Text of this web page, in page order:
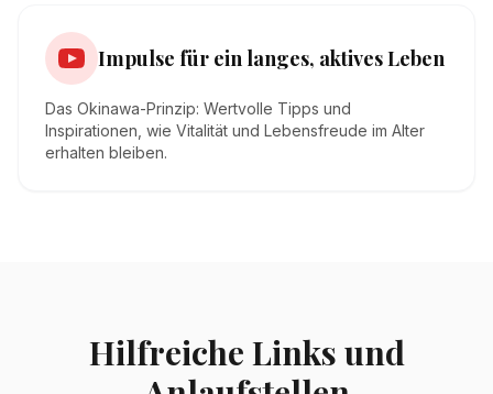
Impulse für ein langes, aktives Leben
Das Okinawa-Prinzip: Wertvolle Tipps und
Inspirationen, wie Vitalität und Lebensfreude im Alter
erhalten bleiben.
Hilfreiche Links und